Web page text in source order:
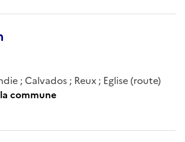
; Calvados ; Reux ; Eglise (route)
commune